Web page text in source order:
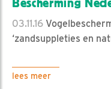
Bescherming
03.11.16
‘zandsuppleties en
lees meer